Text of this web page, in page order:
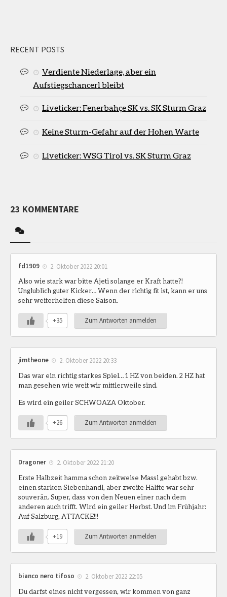
RECENT POSTS
Verdiente Niederlage, aber ein
Aufstiegschancerl bleibt
Liveticker: Fenerbahçe SK vs. SK Sturm Graz
Keine Sturm-Gefahr auf der Hohen Warte
Liveticker: WSG Tirol vs. SK Sturm Graz
23 KOMMENTARE
fd1909 2. Oktober 2022 20:01
Also wie stark war bitte Ajeti solange er Kraft hatte?!
Unglublich guter Kicker… Wenn der richtig fit ist, kann er uns
sehr weiterhelfen diese Saison.
+35 Zum Antworten anmelden
jimtheone 2. Oktober 2022 20:33
Das war ein richtig starkes Spiel… 1 HZ von beiden. 2 HZ hat
man gesehen wie weit wir mittlerweile sind.
Es wird ein geiler SCHWOAZA Oktober.
+26 Zum Antworten anmelden
Dragoner 2. Oktober 2022 21:20
Erste Halbzeit hamma schon zeitweise Massl gehabt bzw.
einen starken Siebenhandl, aber zweite Hälfte war sehr
souverän. Super, dass von den Neuen einer nach dem
anderen auch trifft. Wird ein geiler Herbst. Und im Frühjahr:
Auf Salzburg, ATTACKE!!!
+19 Zum Antworten anmelden
bianco nero tifoso 2. Oktober 2022 22:05
Du darfst eines nicht vergessen, wir kommen von ganz